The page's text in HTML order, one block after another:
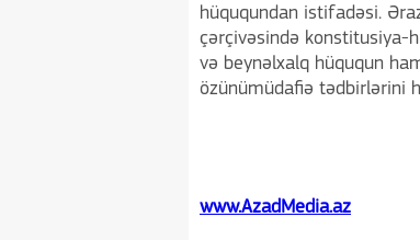
hüququndan istifadəsi.
çərçivəsində konstitusiya-
və beynəlxalq hüququn
özünümüdafiə tədbirlərini
www.AzadMedia.az